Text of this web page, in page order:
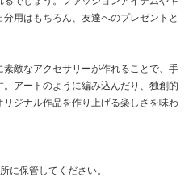
用はもちろん、友達へのプレゼントと
敵なアクセサリーが作れることで、手
アートのように編み込んだり、独創的
ジナル作品を作り上げる楽しさを味わ
に保管してください。